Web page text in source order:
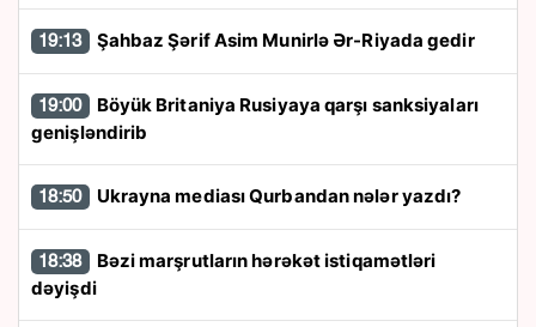
19:13 Şahbaz Şərif Asim Munirlə Ər-Riyada gedir
19:00
genişləndirib
18:50 Ukrayna mediası Qurbandan nələr yazdı?
18:38
dəyişdi